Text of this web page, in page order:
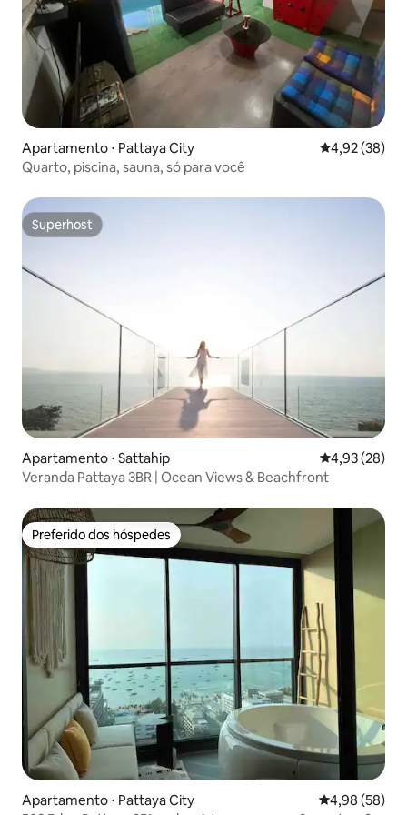
Apartamento ⋅ Pattaya City 4,92 de uma
4,92 (38)
Quarto, piscina, sauna, só para você
Superhost
Superhost
Apartamento ⋅ Sattahip 4,93 de uma
4,93 (28)
Veranda Pattaya 3BR | Ocean Views & Beachfront
Preferido dos hóspedes
Preferido dos hóspedes
Apartamento ⋅ Pattaya City 4,98 de uma
4,98 (58)